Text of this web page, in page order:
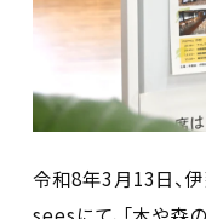
令和8年3月13日、